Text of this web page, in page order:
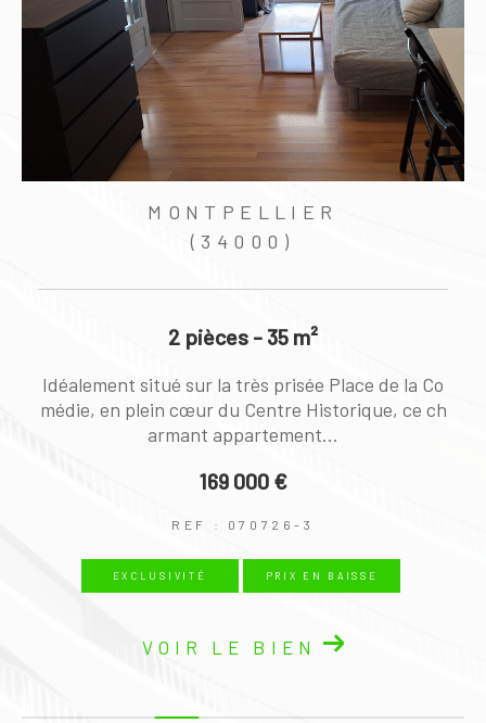
MONTPELLIER
(34000)
2 pièces - 35 m²
Idéalement situé sur la très prisée Place de la Co
médie, en plein cœur du Centre Historique, ce ch
armant appartement...
169 000 €
REF : 070726-3
EXCLUSIVITÉ PRIX EN BAISSE
VOIR LE BIEN